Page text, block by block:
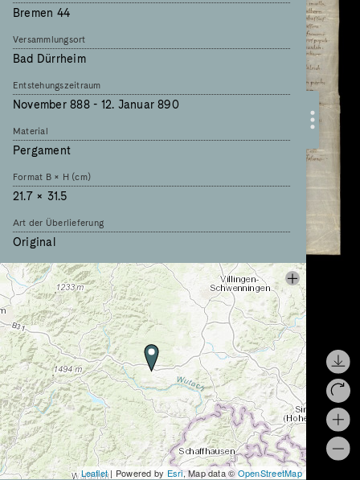
Bremen 44
Versammlungsort
Bad Dürrheim
Entstehungszeitraum
November 888 - 12. Januar 890
Material
Pergament
Format B × H (cm)
21.7 × 31.5
Art der Überlieferung
Original
Sprache
lateinisch
Schreiber
[keine Angabe]
Titel des Schreibers
[keine Angabe]
Chartae Latinae Antiquiores
CIX, 56
Chartularium Sangallense
713 Leaflet| Powered by Esri, Map data ©OpenStreetMap